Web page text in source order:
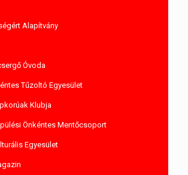
Alapítvány
Óvoda
Tűzoltó Egyesület
Klubja
Önkéntes Mentőcsoport
Egyesület